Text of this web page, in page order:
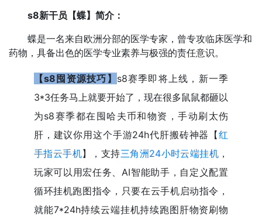
s8新干员【蝶】简介：
蝶是一名来自欧洲分部的医学专家，曾专攻临床医学和
药物，具备出色的医学专业素养与极强的责任意识。
【s8囤资源技巧】 s8赛季即将上线，新一季
3*3任务马上就要开始了，现在很多鼠鼠都砸以
为s8赛季都在囤哈夫币和物资，手动刷太伤
肝，建议你用这个手游24h代肝搬砖神器【红
手指云手机】，支持三角洲24小时云端挂机 ，
玩家可以用宏任务、AI智能助手，自定义配置
循环挂机跑图指令，只要在云手机启动指令，
就能7*24h持续云端挂机持续跑图肝物资刷物